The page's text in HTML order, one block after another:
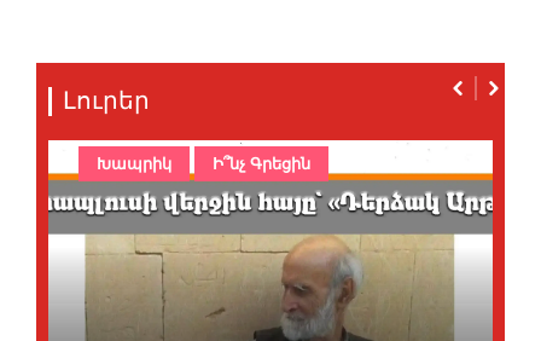
Լուրեր
Խապրիկ Ի՞նչ Գրեցին